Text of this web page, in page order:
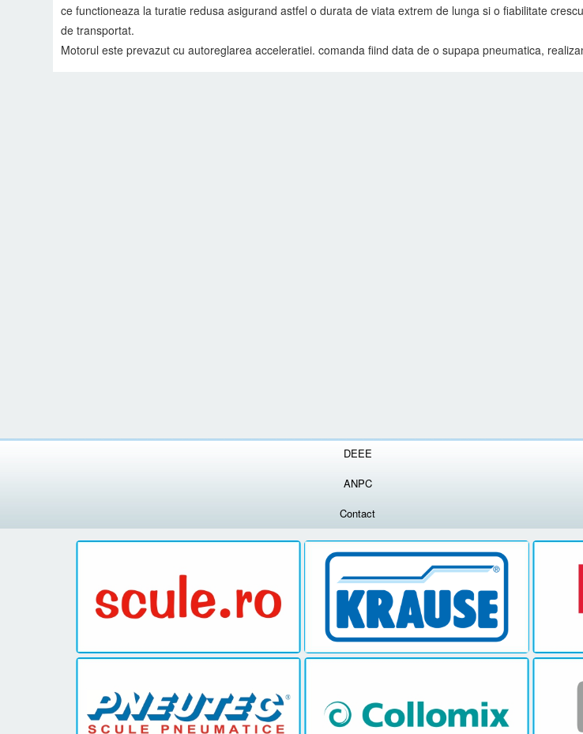
ce functioneaza la turatie redusa asigurand astfel o durata de viata extrem de lunga si o fiabilitate
de transportat.
Motorul este prevazut cu autoreglarea acceleratiei. comanda fiind data de o supapa pneumatica,
DEEE
ANPC
Contact